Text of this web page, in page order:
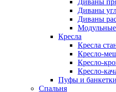
Диваны
Диваны
Диваны
Кресла
Кресла
Кресло-
Кресло-
Кресло-
Пуфы и банкетки
Спальня